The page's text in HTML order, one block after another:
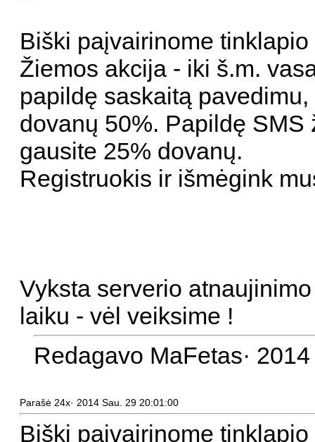
Biški paįvairinome
Žiemos akcija - iki š.m.
papildę saskaitą
dovanų 50%. Papildę SMS
gausite 25% dovanų.
Registruokis ir išmėgink
Vyksta serverio
laiku - vėl veiksime !
Redagavo MaFetas·
Parašė 24x· 2014 Sau. 29 20:01:00
Biški paįvairinome